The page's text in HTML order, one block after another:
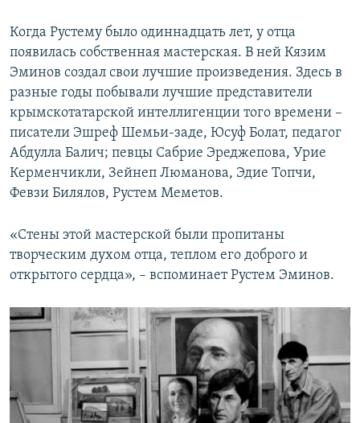
Когда Рустему было одиннадцать лет, у отца
появилась собственная мастерская. В ней Кязим
Эминов создал свои лучшие произведения. Здесь в
разные годы побывали лучшие представители
крымскотатарской интеллигенции того времени –
писатели Эшреф Шемьи-заде, Юсуф Болат, педагог
Абдулла Балич; певцы Сабрие Эреджепова, Урие
Керменчикли, Зейнеп Люманова, Эдие Топчи,
Февзи Билялов, Рустем Меметов.
«Стены этой мастерской были пропитаны
творческим духом отца, теплом его доброго и
открытого сердца», – вспоминает Рустем Эминов.